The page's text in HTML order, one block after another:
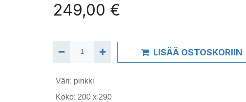
249,00 €
LISÄÄ OSTOSKORIIN
Väri: pinkki
Koko: 200 x 290